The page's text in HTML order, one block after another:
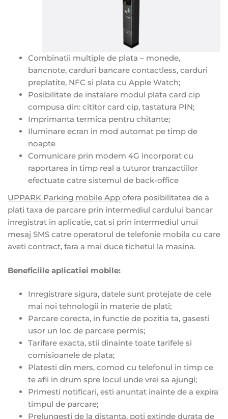
Combinatii multiple de plata – monede,
bancnote, carduri bancare contactless, carduri
preplatite, NFC si plata cu Apple Watch;
Posibilitate de instalare modul plata card cip
compusa din: cititor card cip, tastatura PIN;
Imprimanta termica pentru chitante;
Iluminare ecran in mod automat pe timp de
noapte
Comunicare prin modem 4G incorporat cu
raportarea in timp real a tuturor tranzactiilor
efectuate catre sistemul de back-office
UPPARK Parking mobile App ofera posibilitatea de a
plati taxa de parcare prin intermediul cardului bancar
inregistrat in aplicatie, cat si prin intermediul unui
mesaj SMS catre operatorul de telefonie mobila cu care
aveti contract, fara a mai duce tichetul la masina.
Beneficiile aplicatiei mobile:
Inregistrare sigura, datele sunt protejate de cele
mai noi tehnologii in materie de plati;
Parcare corecta, in functie de pozitia ta, gasesti
usor un loc de parcare permis;
Tarifare exacta, stii dinainte toate tarifele si
comisioanele de plata;
Platesti din mers, comod cu telefonul in timp ce
te afli in drum spre locul unde vrei sa ajungi;
Primesti notificari, esti anuntat inainte de a expira
timpul de parcare;
Prelungesti de la distanta, poti extinde durata de